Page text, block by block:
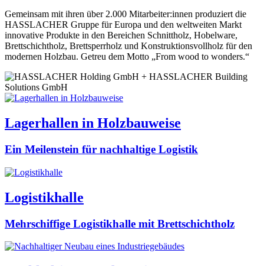
Gemeinsam mit ihren über 2.000 Mitarbeiter:innen produziert die
HASSLACHER Gruppe für Europa und den weltweiten Markt
innovative Produkte in den Bereichen Schnittholz, Hobelware,
Brettschichtholz, Brettsperrholz und Konstruktionsvollholz für den
modernen Holzbau. Getreu dem Motto „From wood to wonders.“
Lagerhallen in Holzbauweise
Ein Meilenstein für nachhaltige Logistik
Logistikhalle
Mehrschiffige Logistikhalle mit Brettschichtholz